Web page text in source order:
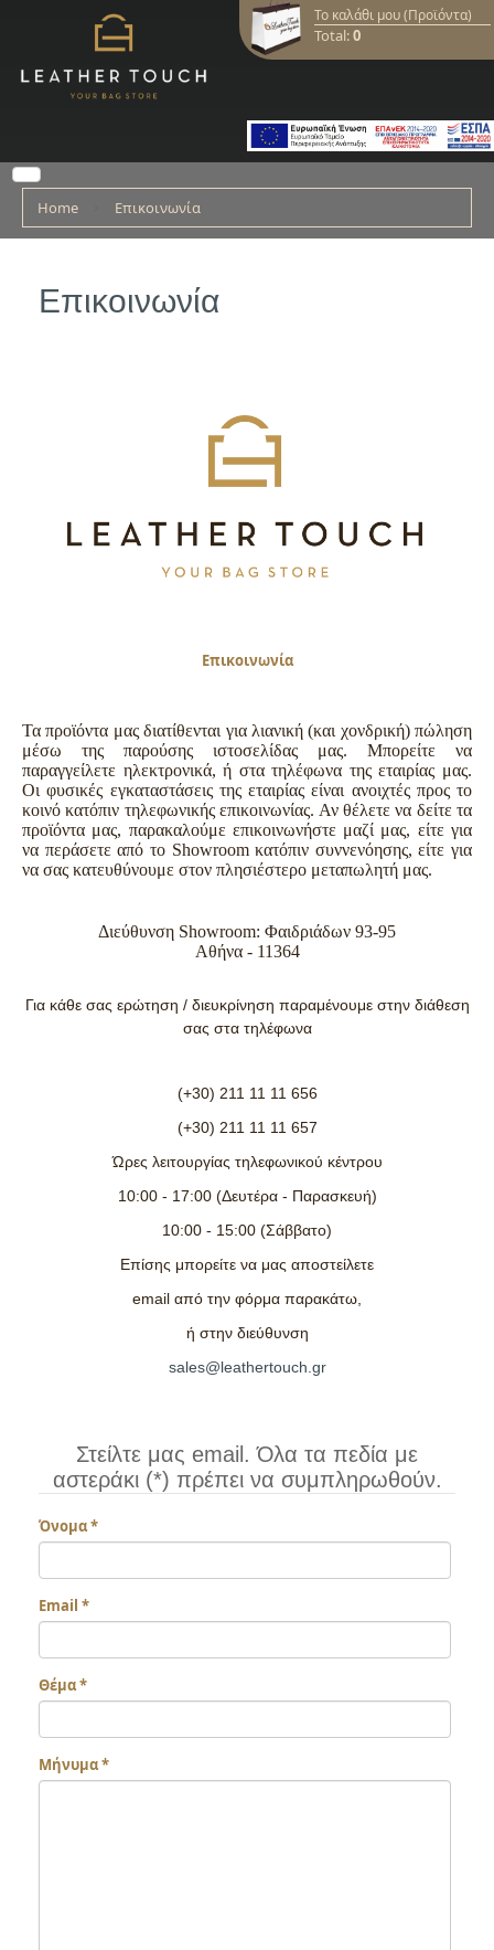
Το καλάθι μου (Προϊόντα)
Total:0
Home Επικοινωνία
Επικοινωνία
Επικοινωνία
Τα προϊόντα μας διατίθενται για λιανική (και χονδρική) πώληση
μέσω της παρούσης ιστοσελίδας μας. Μπορείτε να
παραγγείλετε ηλεκτρονικά, ή στα τηλέφωνα της εταιρίας μας.
Οι φυσικές εγκαταστάσεις της εταιρίας είναι ανοιχτές προς το
κοινό κατόπιν τηλεφωνικής επικοινωνίας. Αν θέλετε να δείτε τα
προϊόντα μας, παρακαλούμε επικοινωνήστε μαζί μας, είτε για
να περάσετε από το Showroom κατόπιν συννενόησης, είτε για
να σας κατευθύνουμε στον πλησιέστερο μεταπωλητή μας.
Διεύθυνση Showroom: Φαιδριάδων 93-95
Αθήνα - 11364
Για κάθε σας ερώτηση / διευκρίνηση παραμένουμε στην διάθεση
σας στα τηλέφωνα
(+30) 211 11 11 656
(+30) 211 11 11 657
Ώρες λειτουργίας τηλεφωνικού κέντρου
10:00 - 17:00 (Δευτέρα - Παρασκευή)
10:00 - 15:00 (Σάββατο)
Επίσης μπορείτε να μας αποστείλετε
email από την φόρμα παρακάτω,
ή στην διεύθυνση
sales@leathertouch.gr
Στείλτε μας email. Όλα τα πεδία με
αστεράκι (*) πρέπει να συμπληρωθούν.
Όνομα*
Email *
Θέμα*
Μήνυμα*